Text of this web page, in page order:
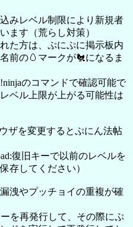
みレベル制限により新規者
ます（荒らし対策）
た方は、ぷにぷに掲示板内
前の🥚マークが🐔になるま
のコマンドで確認可能で
ベル上限が上がる可能性は
ザを変更するとぷにん法帖
復旧キーで以前のレベルを
存してください）
洩やプッチョイの重複が確
を再発行して、その際にぷ